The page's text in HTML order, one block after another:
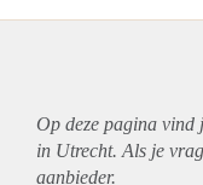
Op deze pagina
in Utrecht. Als je
aanbieder.